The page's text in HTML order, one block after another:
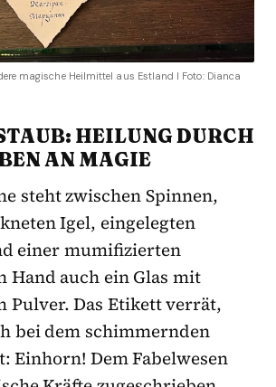
magische Heilmittel aus Estland I Foto: Dianca
HEILUNG DURCH
AN MAGIE
steht zwischen Spinnen,
Igel, eingelegten
einer mumifizierten
Hand auch ein Glas mit
Pulver. Das Etikett verrät,
bei dem schimmernden
Einhorn! Dem Fabelwesen